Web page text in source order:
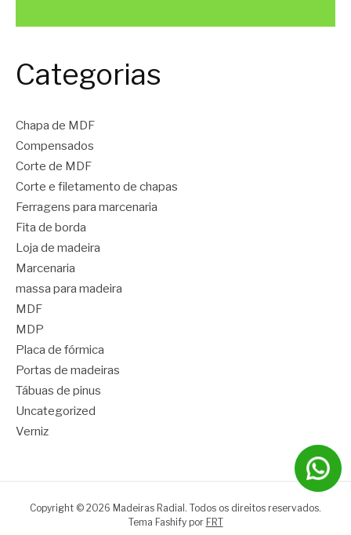
Categorias
Chapa de MDF
Compensados
Corte de MDF
Corte e filetamento de chapas
Ferragens para marcenaria
Fita de borda
Loja de madeira
Marcenaria
massa para madeira
MDF
MDP
Placa de fórmica
Portas de madeiras
Tábuas de pinus
Uncategorized
Verniz
Copyright © 2026 Madeiras Radial. Todos os direitos reservados.
Tema Fashify por FRT